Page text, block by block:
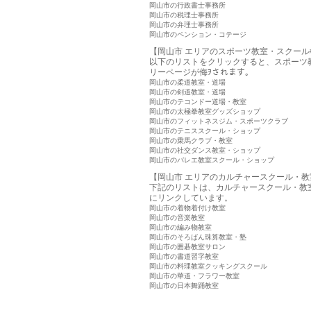
岡山市の行政書士事務所
岡山市の税理士事務所
岡山市の弁理士事務所
岡山市のペンション・コテージ
【岡山市 エリアのスポーツ教室・スクー
以下のリストをクリックすると、スポー
リーページが侮ｦされます。
岡山市の柔道教室・道場
岡山市の剣道教室・道場
岡山市のテコンドー道場・教室
岡山市の太極拳教室グッズショップ
岡山市のフィットネスジム・スポーツクラブ
岡山市のテニススクール・ショップ
岡山市の乗馬クラブ・教室
岡山市の社交ダンス教室・ショップ
岡山市のバレエ教室スクール・ショップ
【岡山市 エリアのカルチャースクール・
下記のリストは、カルチャースクール・
にリンクしています。
岡山市の着物着付け教室
岡山市の音楽教室
岡山市の編み物教室
岡山市のそろばん珠算教室・塾
岡山市の囲碁教室サロン
岡山市の書道習字教室
岡山市の料理教室クッキングスクール
岡山市の華道・フラワー教室
岡山市の日本舞踊教室